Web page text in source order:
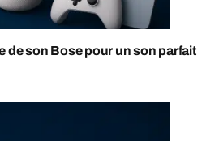
de son Bose pour un son parfait